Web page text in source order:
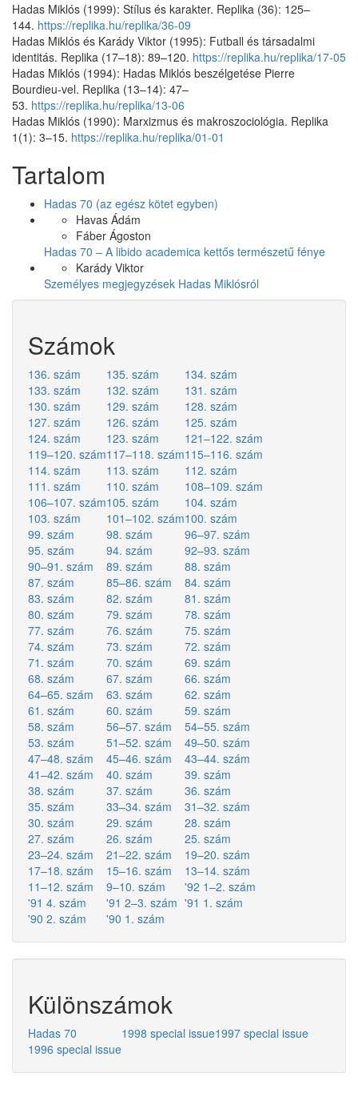
Hadas Miklós (1999): Stílus és karakter. Replika (36): 125–
144. https://replika.hu/replika/36-09
Hadas Miklós és Karády Viktor (1995): Futball és társadalmi
identitás. Replika (17–18): 89–120. https://replika.hu/replika/17-05
Hadas Miklós (1994): Hadas Miklós beszélgetése Pierre
Bourdieu-vel. Replika (13–14): 47–
53. https://replika.hu/replika/13-06
Hadas Miklós (1990): Marxizmus és makroszociológia. Replika
1(1): 3–15. https://replika.hu/replika/01-01
Tartalom
Hadas 70 (az egész kötet egyben)
Havas Ádám
Fáber Ágoston
Hadas 70 – A libido academica kettős természetű fénye
Karády Viktor
Személyes megjegyzések Hadas Miklósról
Számok
136. szám 135. szám
134. szám
133. szám
132. szám
131. szám
130. szám
129. szám
128. szám
127. szám
126. szám
125. szám
124. szám
123. szám
121–122. szám
119–120. szám117–118. szám115–116. szám
114. szám
113. szám
112. szám
111. szám
110. szám
108–109. szám
106–107. szám105. szám
104. szám
103. szám
101–102. szám100. szám
99. szám
98. szám
96–97. szám
95. szám
94. szám
92–93. szám
90–91. szám
89. szám
88. szám
87. szám
85–86. szám
84. szám
83. szám
82. szám
81. szám
80. szám
79. szám
78. szám
77. szám
76. szám
75. szám
74. szám
73. szám
72. szám
71. szám
70. szám
69. szám
68. szám
67. szám
66. szám
64–65. szám
63. szám
62. szám
61. szám
60. szám
59. szám
58. szám
56–57. szám
54–55. szám
53. szám
51–52. szám
49–50. szám
47–48. szám
45–46. szám
43–44. szám
41–42. szám
40. szám
39. szám
38. szám
37. szám
36. szám
35. szám
33–34. szám
31–32. szám
30. szám
29. szám
28. szám
27. szám
26. szám
25. szám
23–24. szám
21–22. szám
19–20. szám
17–18. szám
15–16. szám
13–14. szám
11–12. szám
9–10. szám
'92 1–2. szám
'91 4. szám
'91 2–3. szám '91 1. szám
'90 2. szám
'90 1. szám
Különszámok
Hadas 70 1998 special issue1997 special issue
1996 special issue